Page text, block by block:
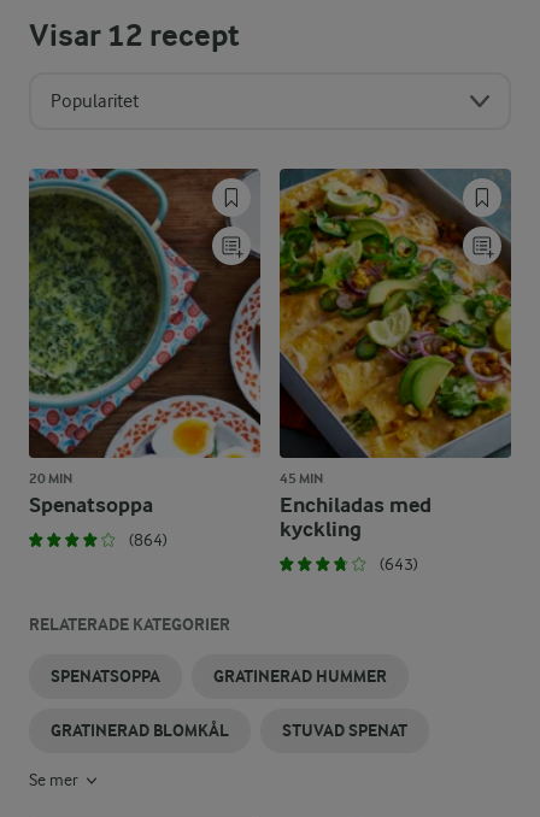
Visar12 recept
Popularitet
20 MIN
Spenatsoppa
(864)
45 MIN
Enchiladas med
kyckling
(643)
RELATERADE KATEGORIER
SPENATSOPPA GRATINERAD HUMMER
GRATINERAD BLOMKÅL STUVAD SPENAT
Se mer